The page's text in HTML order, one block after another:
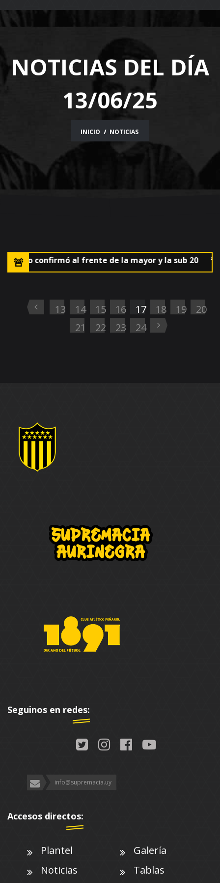
NOTICIAS DEL DÍA
13/06/25
INICIO NOTICIAS
lo confirmó al frente de la mayor y la sub 20 🚨El
13 14 15 16 17 18 19
20
21
22 23 24
Seguinos en redes:
info@supremacia.uy
Accesos directos:
Plantel
Galería
Noticias
Tablas